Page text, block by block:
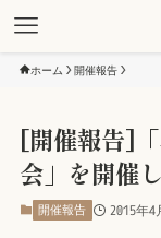
ホーム 開催報告
[開催報告]
会」を開催
開催報告 2015年4